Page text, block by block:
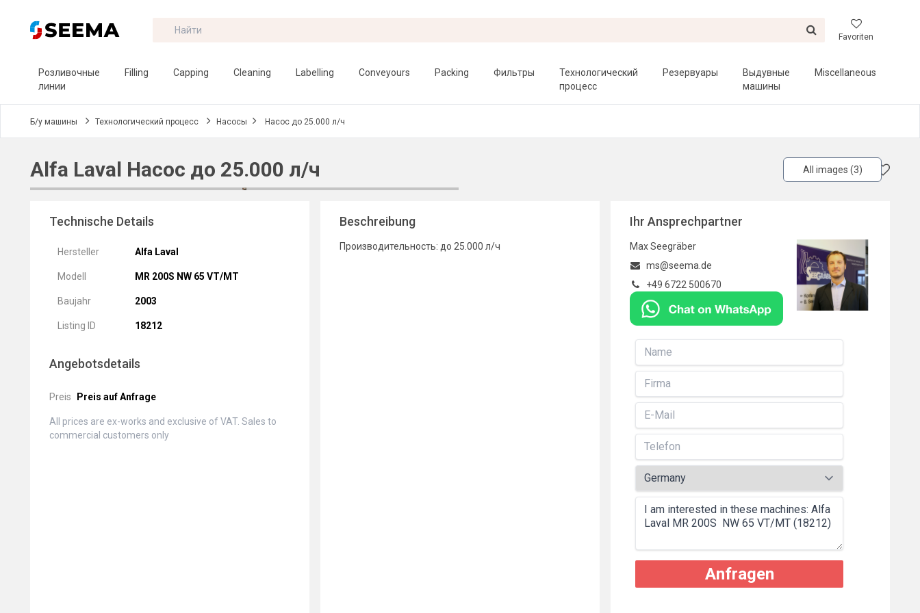
Favoriten
Розливочные
линии
Filling Capping Cleaning Labelling Conveyours Packing Фильтры
Технологический
процесс
Резервуары
Выдувные
машины
Miscellaneous
Б/у машины Технологический процесс Насосы Насос до 25.000 л/ч
Alfa Laval Насос до 25.000 л/ч All images (3)
Technische Details
Hersteller Alfa Laval
Modell MR 200S NW 65 VT/MT
Baujahr 2003
Listing ID 18212
Angebotsdetails
Preis Preis auf Anfrage
All prices are ex-works and exclusive of VAT. Sales to
commercial customers only
Beschreibung
Производительность: до 25.000 л/ч
Ihr Ansprechpartner
Max Seegräber
ms@seema.de
+49 6722 500670
Anfragen